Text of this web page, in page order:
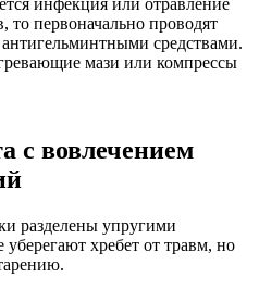
инфекция или отравление
то первоначально проводят
средствами.
мази или компрессы
с вовлечением
разделены упругими
хребет от травм, но